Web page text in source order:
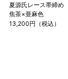
夏源氏レース帯締め
焦茶×亜麻色
13,200円（税込）